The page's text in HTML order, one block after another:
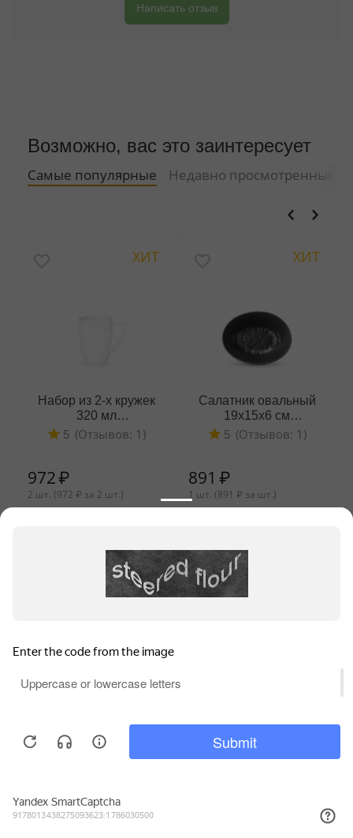
Написать отзыв
Возможно, вас это заинтересует
Самые популярные Недавно просмотренные
ХИТ
Набор из 2-х кружек
320 мл
WL‑880108‑JV/2C
(Отзывов: 1)
5
972₽
2 шт. (972 ₽ за 2 шт.)
ХИТ
Салатник овальный
19x15x6 см
WL‑661119/A
(Отзывов: 1)
5
891 ₽
1 шт. (891 ₽ за шт.)
Покупательский сервис
Контакты
© 2010 - 2026 WILMAX.
Продолжая использование сайта, вы соглашаетесь с
Политикой конфиденциальности
. Вы можете отключить
Принять